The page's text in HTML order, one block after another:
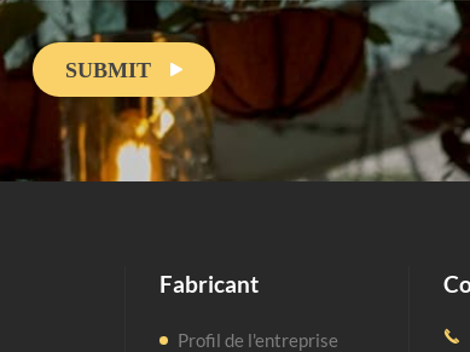
SUBMIT 
Fabricant
Profil de l'entreprise 